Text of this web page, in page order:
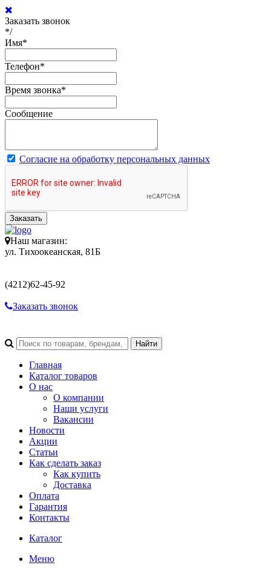
Заказать звонок
*/
Имя*
Телефон*
Время звонка*
Сообщение
Согласие на обработку персональных данных
Заказать
Наш магазин:
ул. Тихоокеанская, 81Б
(4212)62-45-92
Заказать звонок
Главная
Каталог товаров
О нас
О компании
Наши услуги
Вакансии
Новости
Акции
Статьи
Как сделать заказ
Как купить
Доставка
Оплата
Гарантия
Контакты
Каталог
Меню